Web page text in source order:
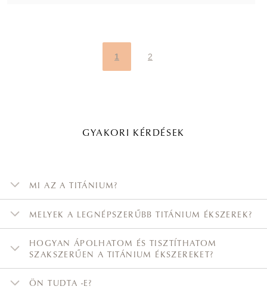
1 2
GYAKORI KÉRDÉSEK
MI AZ A TITÁNIUM?
MELYEK A LEGNÉPSZERŰBB TITÁNIUM ÉKSZEREK?
HOGYAN ÁPOLHATOM ÉS TISZTÍTHATOM
SZAKSZERŰEN A TITÁNIUM ÉKSZEREKET?
ÖN TUDTA -E?